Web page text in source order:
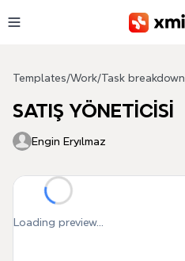
Templates/Work/Task breakdown
SATIŞ YÖNETİCİSİ
Engin Eryılmaz
Loading preview...